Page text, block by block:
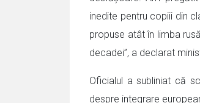
inedite pentru copiii din
propuse atât în limba
decadei”, a declarat
Oficialul a subliniat că
despre integrare